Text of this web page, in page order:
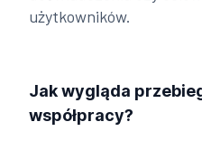
użytkowników.
Jak wygląda
współpracy?